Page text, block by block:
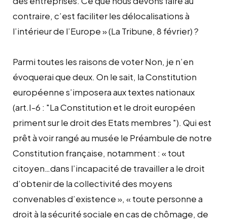
contraire, c’est faciliter les délocalisations à
l’intérieur de l’Europe » (La Tribune, 8 février) ?
Parmi toutes les raisons de voter Non, je n’en
évoquerai que deux. On le sait, la Constitution
européenne s’imposera aux textes nationaux
(art.I-6 : "La Constitution et le droit européen
priment sur le droit des Etats membres "). Qui est
prêt à voir rangé au musée le Préambule de notre
Constitution française, notamment : « tout
citoyen…dans l’incapacité de travailler a le droit
d’obtenir de la collectivité des moyens
convenables d’existence », « toute personne a
droit à la sécurité sociale en cas de chômage, de